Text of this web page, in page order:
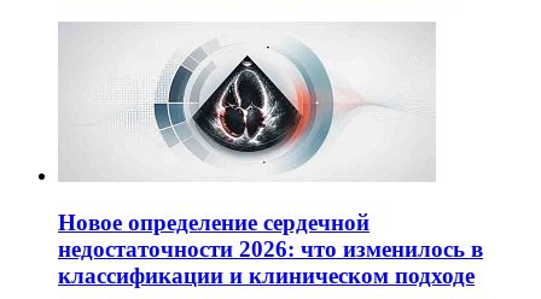
Новое определение сердечной
недостаточности 2026: что изменилось в
классификации и клиническом подходе